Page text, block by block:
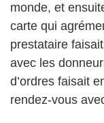
monde, et
carte qui
prestataire
avec les
d’ordres faisait
rendez-vous